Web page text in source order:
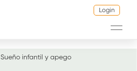
Login
Sueño infantil y apego